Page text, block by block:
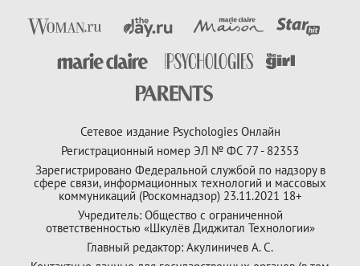
Сетевое издание Psychologies Онлайн
Регистрационный номер ЭЛ № ФС 77 - 82353
Зарегистрировано Федеральной службой по надзору в
сфере связи, информационных технологий и массовых
коммуникаций (Роскомнадзор) 23.11.2021 18+
Учредитель: Общество с ограниченной
ответственностью «Шкулёв Диджитал Технологии»
Главный редактор: Акулиничев А. С.